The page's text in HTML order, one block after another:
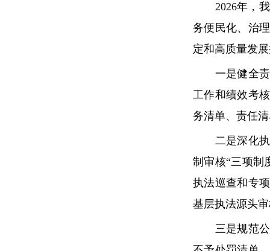
2026年，我
务便民化、治
定和高质量发
一是健全责
工作和绩效考
务清单、责任
二是深化执
制审核“三项制
执法巡查和专
基层执法源头
三是规范公